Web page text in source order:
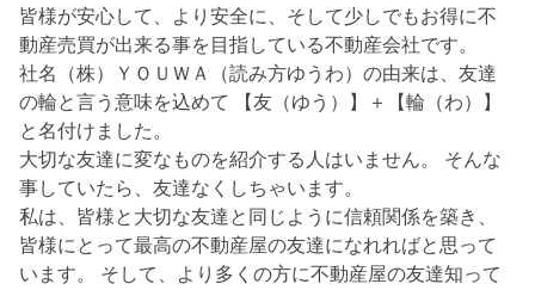
皆様が安心して、より安全に、そして少しでもお得に不
動産売買が出来る事を目指している不動産会社です。
社名（株）ＹＯＵＷＡ（読み方ゆうわ）の由来は、友達
の輪と言う意味を込めて 【友（ゆう）】＋【輪（わ）】
と名付けました。
大切な友達に変なものを紹介する人はいません。 そんな
事していたら、友達なくしちゃいます。
私は、皆様と大切な友達と同じように信頼関係を築き、
皆様にとって最高の不動産屋の友達になれればと思って
います。 そして、より多くの方に不動産屋の友達知って